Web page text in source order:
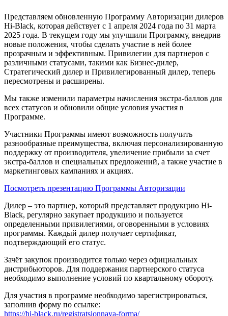
Представляем обновленную Программу Авторизации дилеров
Hi-Black, которая действует с 1 апреля 2024 года по 31 марта
2025 года. В текущем году мы улучшили Программу, внедрив
новые положения, чтобы сделать участие в ней более
прозрачным и эффективным. Привилегии для партнеров с
различными статусами, такими как Бизнес-дилер,
Стратегический дилер и Привилегированный дилер, теперь
пересмотрены и расширены.
Мы также изменили параметры начисления экстра-баллов для
всех статусов и обновили общие условия участия в
Программе.
Участники Программы имеют возможность получить
разнообразные преимущества, включая персонализированную
поддержку от производителя, увеличение прибыли за счет
экстра-баллов и специальных предложений, а также участие в
маркетинговых кампаниях и акциях.
Посмотреть презентацию Программы Авторизации
Дилер – это партнер, который представляет продукцию Hi-
Black, регулярно закупает продукцию и пользуется
определенными привилегиями, оговоренными в условиях
программы. Каждый дилер получает сертификат,
подтверждающий его статус.
Зачёт закупок производится только через официальных
дистрибьюторов. Для поддержания партнерского статуса
необходимо выполнение условий по квартальному обороту.
Для участия в программе необходимо зарегистрироваться,
заполнив форму по ссылке:
https://hi-black.ru/registratsionnaya-forma/